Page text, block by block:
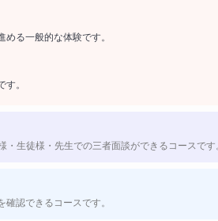
中で出会う単語を、文脈とともに自
る一般的な体験です。
。
生徒様・先生での三者面談ができるコースです
認できるコースです。